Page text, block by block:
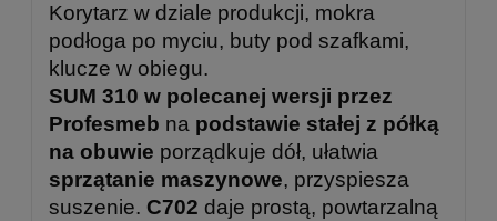
Korytarz w dziale produkcji, mokra
podłoga po myciu, buty pod szafkami,
klucze w obiegu.
SUM 310 w polecanej wersji przez
Profesmeb na podstawie stałej z półką
na obuwie porządkuje dół, ułatwia
sprzątanie maszynowe, przyspiesza
suszenie. C702 daje prostą, powtarzalną